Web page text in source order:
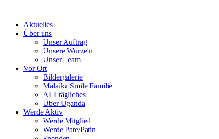
contentAktuelles
Über uns
Unser Auftrag
Unsere Wurzeln
Unser Team
Vor Ort
Bildergalerie
Malaika Smile Familie
ALLtägliches
Über Uganda
Werde Aktiv
Werde Mitglied
Werde Pate/Patin